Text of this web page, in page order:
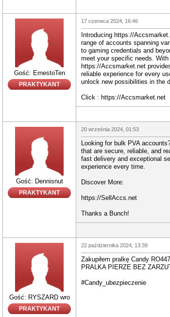
Gość: ErnestoTen
PRAKTYKANT
17 czerwca 2024, 16:46
Introducing https://
range of accounts spanning
to gaming credentials and
meet your specific needs.
https://Accsmarket.net
reliable experience for every
unlock new possibilities in the
Click : https://Accsmarket.net
Gość: Dennisnut
PRAKTYKANT
20 września 2024, 01:53
Looking for bulk PVA
that are secure, reliable, and
fast delivery and exceptional
experience every time.
Discover More:
https://SellAccs.net
Thanks a Bunch!
Gość: RYSZARD wro
PRAKTYKANT
22 października 2024, 13:39
Zakupiłem pralkę Candy
PRALKA PIERZE BEZ
#Candy_ubezpieczenie